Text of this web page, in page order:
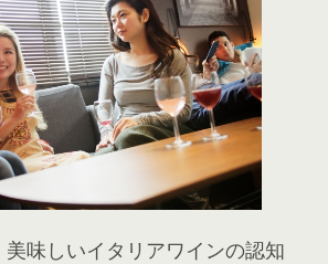
美味しいイタリアワインの認知